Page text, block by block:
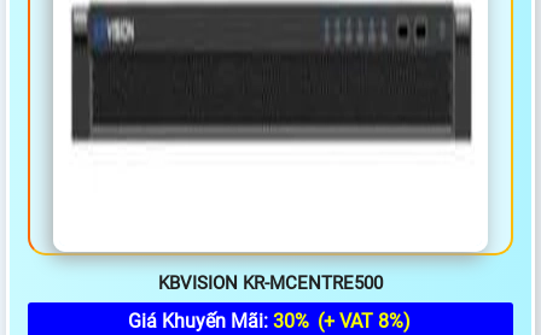
KBVISION KR-MCENTRE500
Giá Khuyến Mãi: 30% (+ VAT 8%)